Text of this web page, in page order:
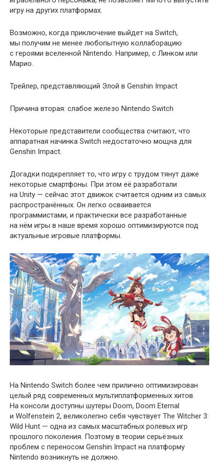
игру на других платформах.
Возможно, когда приключение выйдет на Switch,
мы получим не менее любопытную коллаборацию
с героями вселенной Nintendo. Например, с Линком или
Марио.
Трейлер, представляющий Элой в Genshin Impact
Причина вторая: слабое железо Nintendo Switch
Некоторые представители сообщества считают, что
аппаратная начинка Switch недостаточно мощна для
Genshin Impact.
Догадки подкрепляет то, что игру с трудом тянут даже
некоторые смартфоны. При этом её разработали
на Unity — сейчас этот движок считается одним из самых
распространённых. Он легко осваивается
программистами, и практически все разработанные
на нём игры в наше время хорошо оптимизируются под
актуальные игровые платформы.
На Nintendo Switch более чем прилично оптимизирован
целый ряд современных мультиплатформенных хитов.
На консоли доступны шутеры Doom, Doom Eternal
и Wolfenstein 2, великолепно себя чувствует The Witcher 3:
Wild Hunt — одна из самых масштабных ролевых игр
прошлого поколения. Поэтому в теории серьёзных
проблем с переносом Genshin Impact на платформу
Nintendo возникнуть не должно.